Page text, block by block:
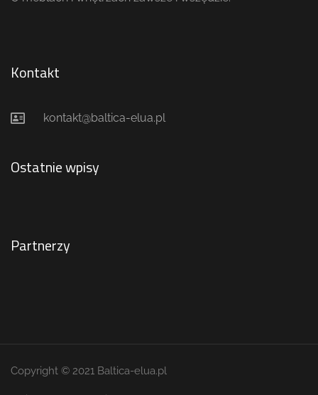
Kontakt
kontakt@baltica-elua.pl
Ostatnie wpisy
Partnerzy
Copyright © 2021 Baltica-elua.pl